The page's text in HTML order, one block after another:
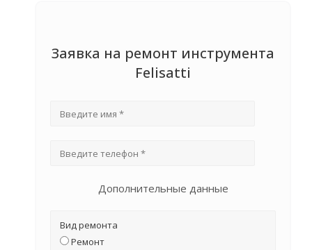
Заявка на ремонт инструмента
Felisatti
Дополнительные данные
Вид ремонта
Ремонт